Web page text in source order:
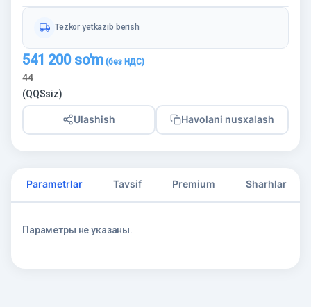
Tezkor yetkazib berish
541 200 so'm
44
(QQSsiz)
Ulashish Havolani nusxalash
Parametrlar Tavsif Premium Sharhlar
Параметры не указаны.